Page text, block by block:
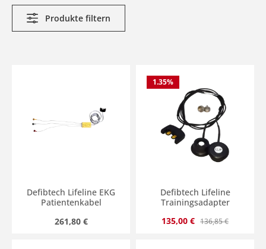
Produkte filtern
Defibtech Lifeline EKG
Patientenkabel
Regulärer Preis:
261,80 €
1.35%
Defibtech Lifeline
Trainingsadapter
Verkaufspreis:
135,00 € Regulärer Preis:
136,85 €